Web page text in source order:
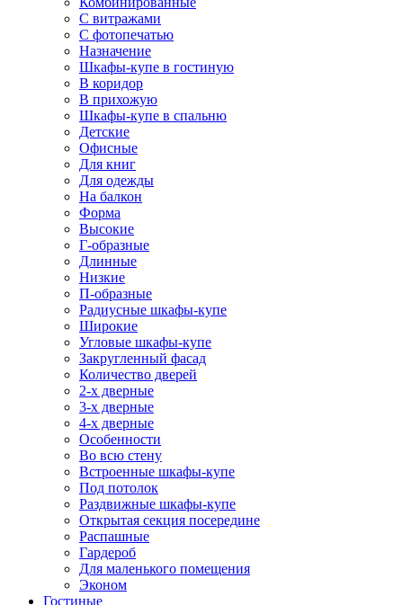
С витражами
С фотопечатью
Назначение
Шкафы-купе в гостиную
В коридор
В прихожую
Шкафы-купе в спальню
Детские
Офисные
Для книг
Для одежды
На балкон
Форма
Высокие
Г-образные
Длинные
Низкие
П-образные
Радиусные шкафы-купе
Широкие
Угловые шкафы-купе
Закругленный фасад
Количество дверей
2-х дверные
3-х дверные
4-х дверные
Особенности
Во всю стену
Встроенные шкафы-купе
Под потолок
Раздвижные шкафы-купе
Открытая секция посередине
Распашные
Гардероб
Для маленького помещения
Эконом
Гостиные